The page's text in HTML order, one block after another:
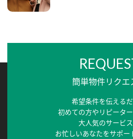
簡単物件リクエ
希望条件を伝えるだ
初めての方やリピータ
大人気のサービス
お忙しいあなたをサポー